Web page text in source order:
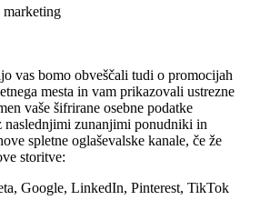
marketing
vas bomo obveščali tudi o promocijah
mesta in vam prikazovali ustrezne
vaše šifrirane osebne podatke
naslednjimi zunanjimi ponudniki in
spletne oglaševalske kanale, če že
storitve:
Google, LinkedIn, Pinterest, TikTok